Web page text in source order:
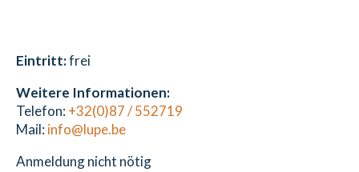
Eintritt:frei
Weitere Informationen:
Telefon: +32(0)87 / 552719
Mail: info@lupe.be
Anmeldungnicht nötig